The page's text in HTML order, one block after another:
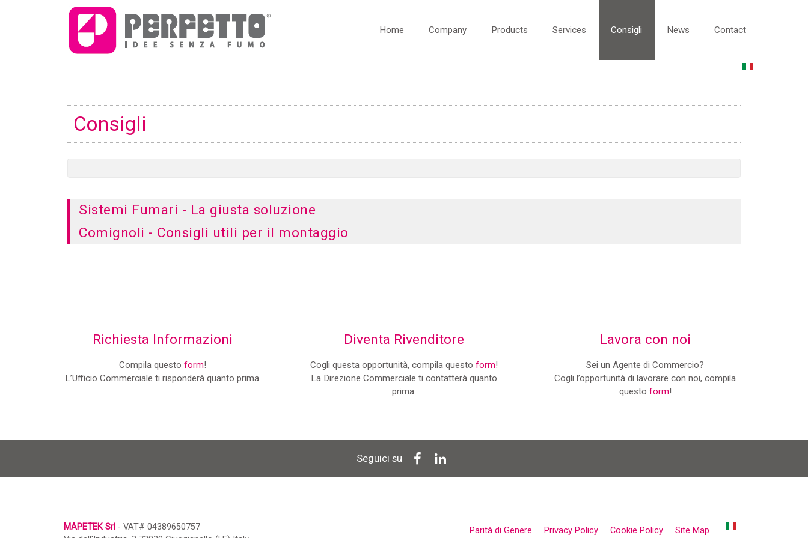
Home Company Products Services Consigli News Contact
Consigli
Sistemi Fumari - La giusta soluzione
Comignoli - Consigli utili per il montaggio
Richiesta Informazioni
Compila questoform!
L’Ufficio Commerciale ti risponderà quanto prima.
Diventa Rivenditore
Cogli questa opportunità, compila questo form!
La Direzione Commerciale ti contatterà quanto
prima.
Lavora con noi
Sei un Agente di Commercio?
Cogli l’opportunità di lavorare con noi, compila
questo form!
Seguici su
Parità di Genere Privacy Policy Cookie Policy Site Map
MAPETEK Srl - VAT# 04389650757